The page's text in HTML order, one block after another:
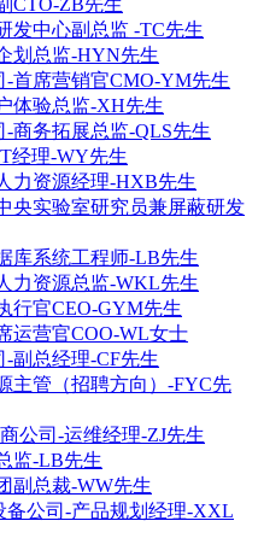
CTO-ZB先生
发中心副总监 -TC先生
划总监-HYN先生
首席营销官CMO-YM先生
体验总监-XH先生
商务拓展总监-QLS先生
经理-WY先生
力资源经理-HXB先生
央实验室研究员兼屏蔽研发
库系统工程师-LB先生
力资源总监-WKL先生
行官CEO-GYM先生
运营官COO-WL女士
副总经理-CF先生
主管（招聘方向）-FYC先
公司-运维经理-ZJ先生
监-LB先生
副总裁-WW先生
备公司-产品规划经理-XXL